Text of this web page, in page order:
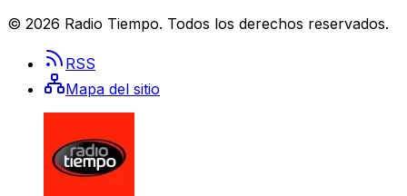
© 2026 Radio Tiempo. Todos los derechos reservados.
RSS
Mapa del sitio